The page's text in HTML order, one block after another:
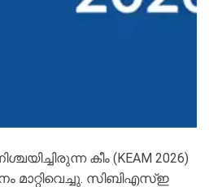
കീം (KEAM 2026)
മാറ്റിവെച്ചു. സിബിഎസ്ഇ